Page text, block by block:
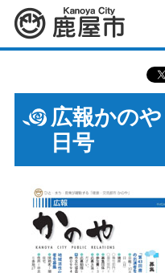
鹿屋市
広報かの
日号